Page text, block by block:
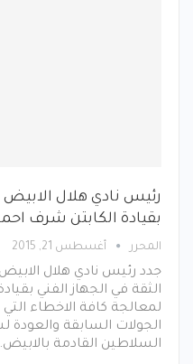
رئيس نادي هلال الابيض
بقيادة الكابتن شرف
المحرر أغسطس 21, 2015
جدد رئيس نادي هلال
الثقة في الجهاز الفني
لمعالجة كافة الاخطاء
الجولات السابقة والعودة
السلاطين القادمة